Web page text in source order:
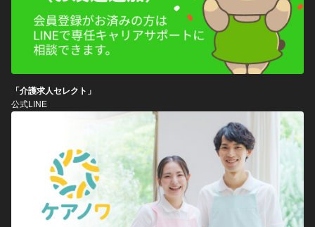
「介護求人セレクト」
公式LINE